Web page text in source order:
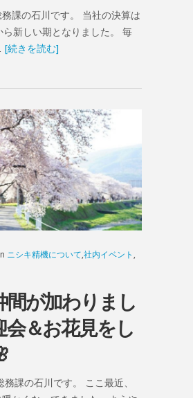
課の石川です。 当社の決算は
ら新しい期となりました。 毎
[続きを読む]
ニシキ精機について,社内イベント ,
間が加わりまし
会＆お花見をし
務課の石川です。 ここ最近、